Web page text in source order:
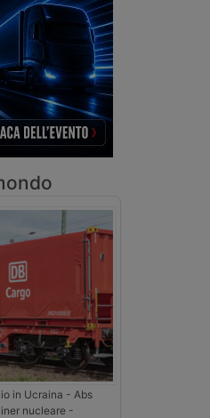
in Ucraina - Abs
nucleare -